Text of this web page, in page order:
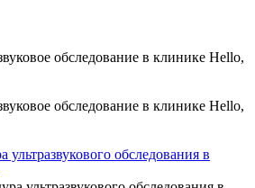
обследования в